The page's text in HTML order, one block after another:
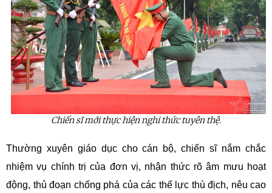
Chiến sĩ mới thực hiện nghi thức tuyên thệ.
Thường xuyên giáo dục cho cán bộ, chiến sĩ nắm chắc
nhiệm vụ chính trị của đơn vị, nhận thức rõ âm mưu hoạt
động, thủ đoạn chống phá của các thế lực thù địch, nêu cao